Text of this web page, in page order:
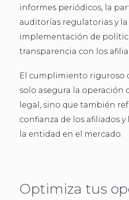
informes periódicos, la
auditorías regulatorias y la
implementación de
transparencia con los
El cumplimiento riguroso
solo asegura la operación
legal, sino que también
confianza de los afiliados
la entidad en el mercado.
Optimiza tus